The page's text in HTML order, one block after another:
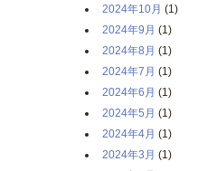
2024年10月 (1)
2024年9月 (1)
2024年8月 (1)
2024年7月 (1)
2024年6月 (1)
2024年5月 (1)
2024年4月 (1)
2024年3月 (1)